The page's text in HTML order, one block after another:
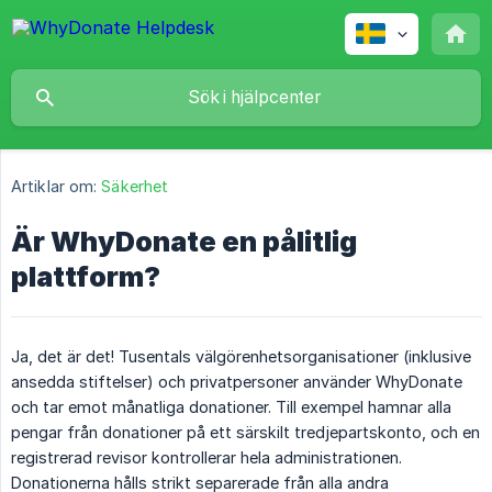
Artiklar om: Säkerhet
Är WhyDonate en pålitlig
plattform?
Ja, det är det! Tusentals välgörenhetsorganisationer (inklusive
ansedda stiftelser) och privatpersoner använder WhyDonate
och tar emot månatliga donationer. Till exempel hamnar alla
pengar från donationer på ett särskilt tredjepartskonto, och en
registrerad revisor kontrollerar hela administrationen.
Donationerna hålls strikt separerade från alla andra